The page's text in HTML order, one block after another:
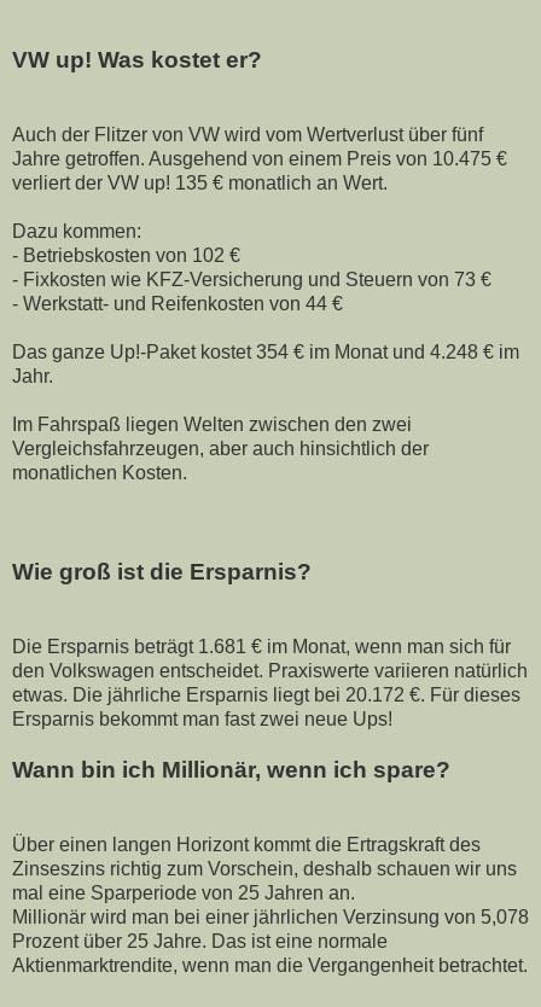
VW up! Was kostet er?
Auch der Flitzer von VW wird vom Wertverlust über fünf
Jahre getroffen. Ausgehend von einem Preis von 10.475 €
verliert der VW up! 135 € monatlich an Wert.
Dazu kommen:
- Betriebskosten von 102 €
- Fixkosten wie KFZ-Versicherung und Steuern von 73 €
- Werkstatt- und Reifenkosten von 44 €
Das ganze Up!-Paket kostet 354 € im Monat und 4.248 € im
Jahr.
Im Fahrspaß liegen Welten zwischen den zwei
Vergleichsfahrzeugen, aber auch hinsichtlich der
monatlichen Kosten.
Wie groß ist die Ersparnis?
Die Ersparnis beträgt 1.681 € im Monat, wenn man sich für
den Volkswagen entscheidet. Praxiswerte variieren natürlich
etwas. Die jährliche Ersparnis liegt bei 20.172 €. Für dieses
Ersparnis bekommt man fast zwei neue Ups!
Wann bin ich Millionär, wenn ich spare?
Über einen langen Horizont kommt die Ertragskraft des
Zinseszins richtig zum Vorschein, deshalb schauen wir uns
mal eine Sparperiode von 25 Jahren an.
Millionär wird man bei einer jährlichen Verzinsung von 5,078
Prozent über 25 Jahre. Das ist eine normale
Aktienmarktrendite, wenn man die Vergangenheit betrachtet.